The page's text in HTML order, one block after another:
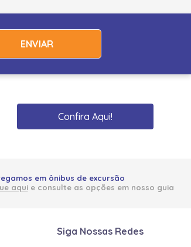
ENVIAR
Confira Aqui!
em ônibus de excursão
aquie consulte as opções em nosso guia
Siga Nossas Redes